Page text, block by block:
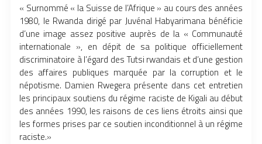
« Surnommé « la Suisse de l’Afrique » au cours des années
1980, le Rwanda dirigé par Juvénal Habyarimana bénéficie
d’une image assez positive auprès de la « Communauté
internationale », en dépit de sa politique officiellement
discriminatoire à l’égard des Tutsi rwandais et d’une gestion
des affaires publiques marquée par la corruption et le
népotisme. Damien Rwegera présente dans cet entretien
les principaux soutiens du régime raciste de Kigali au début
des années 1990, les raisons de ces liens étroits ainsi que
les formes prises par ce soutien inconditionnel à un régime
raciste.»